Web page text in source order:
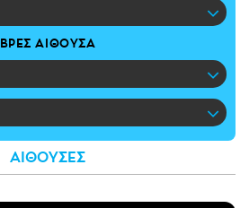
ΒΡΕΣ ΑΙΘΟΥΣΑ
ΑΙΘΟΥΣΕΣ